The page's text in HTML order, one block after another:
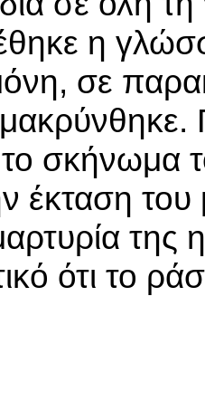
η
σε
σκήνωμα
έκταση του
της
ότι το